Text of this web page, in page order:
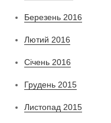
Березень 2016
Лютий 2016
Січень 2016
Грудень 2015
Листопад 2015